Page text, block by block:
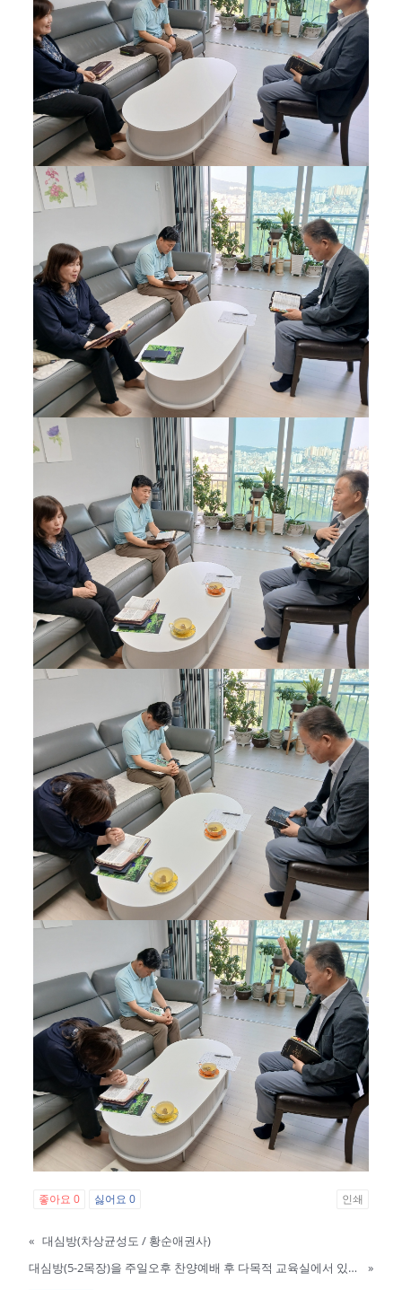
좋아요0 싫어요0 인쇄
« 대심방(차상균성도 / 황순애권사)
대심방(5-2목장)을 주일오후 찬양예배 후 다목적 교육실에서 있었습니다.....^^
»